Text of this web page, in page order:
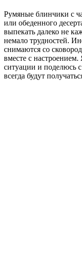
Румяные блинчики с
или обеденного
выпекать далеко не
немало трудностей.
снимаются со
вместе с
ситуации и поделюсь
всегда будут